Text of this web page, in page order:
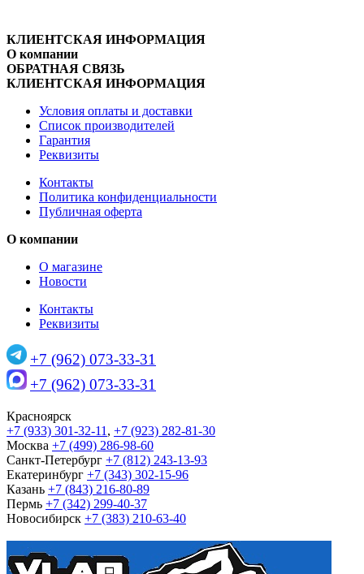
КЛИЕНТСКАЯ ИНФОРМАЦИЯ
О компании
ОБРАТНАЯ СВЯЗЬ
КЛИЕНТСКАЯ ИНФОРМАЦИЯ
Условия оплаты и доставки
Список производителей
Гарантия
Реквизиты
Контакты
Политика конфиденциальности
Публичная оферта
О компании
О магазине
Новости
Контакты
Реквизиты
+7 (962) 073-33-31
+7 (962) 073-33-31
Красноярск
+7 (933) 301-32-11 , +7 (923) 282-81-30
Москва +7 (499) 286-98-60
Санкт-Петербург +7 (812) 243-13-93
Екатеринбург +7 (343) 302-15-96
Казань +7 (843) 216-80-89
Пермь +7 (342) 299-40-37
Новосибирск +7 (383) 210-63-40